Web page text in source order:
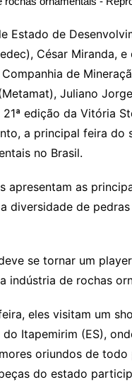
Estado de
César Miranda, e
de
Juliano
edição da Vitória
a principal feira do
no Brasil.
apresentam as
diversidade de
se tornar um player
indústria de rochas
eles visitam um
Itapemirim (ES),
oriundos de todo
do estado